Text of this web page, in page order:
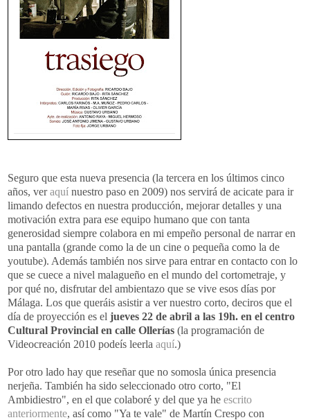
Seguro que esta nueva presencia (la tercera en los últimos cinco
años, veraquí nuestro paso en 2009) nos servirá de acicate para ir
limando defectos en nuestra producción, mejorar detalles y una
motivación extra para ese equipo humano que con tanta
generosidad siempre colabora en mi empeño personal de narrar en
una pantalla (grande como la de un cine o pequeña como la de
youtube). Además también nos sirve para entrar en contacto con lo
que se cuece a nivel malagueño en el mundo del cortometraje, y
por qué no, disfrutar del ambientazo que se vive esos días por
Málaga. Los que queráis asistir a ver nuestro corto, deciros que el
día de proyección es el jueves 22 de abril a las 19h. en el centro
Cultural Provincial en calle Ollerías (la programación de
Videocreación 2010 podeís leerla aquí.)
Por otro lado hay que reseñar que no somosla única presencia
nerjeña. También ha sido seleccionado otro corto, "El
Ambidiestro", en el que colaboré y del que ya he escrito
anteriormente, así como "Ya te vale" de Martín Crespo con